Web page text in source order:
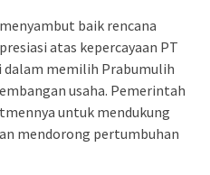
baik rencana
atas kepercayaan PT
memilih Prabumulih
usaha. Pemerintah
untuk mendukung
mendorong pertumbuhan